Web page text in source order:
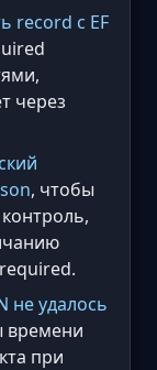
record с EF
через
, чтобы
не удалось
времени
при